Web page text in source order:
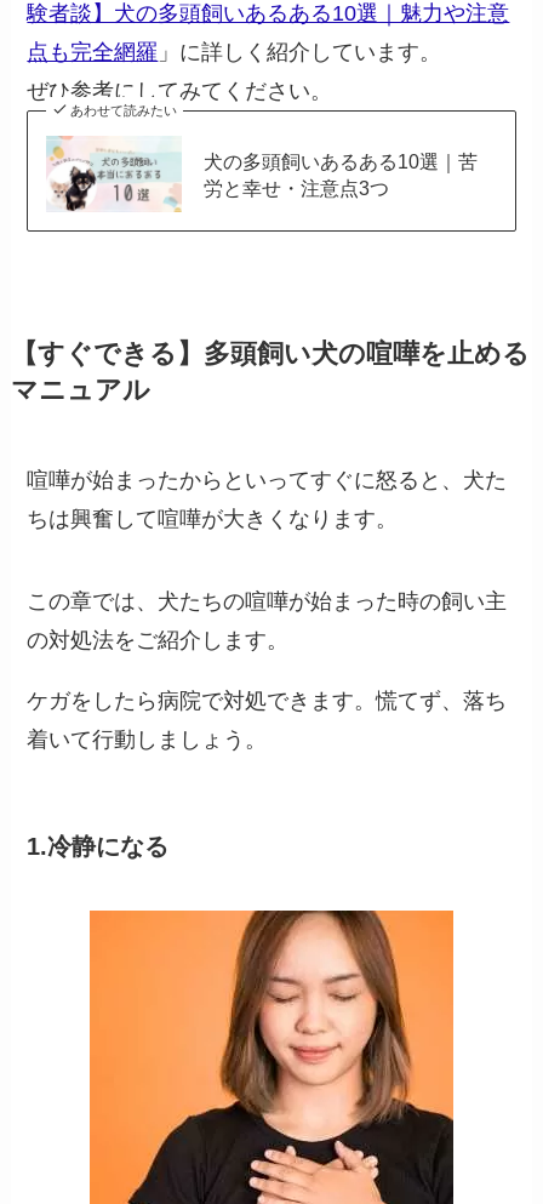
験者談】犬の多頭飼いあるある10選｜魅力や注意
点も完全網羅 」に詳しく紹介しています。
ぜひ参考にしてみてください。
あわせて読みたい
犬の多頭飼いあるある10選｜苦
労と幸せ・注意点3つ
【すぐできる】多頭飼い犬の喧嘩を止める
マニュアル
喧嘩が始まったからといってすぐに怒ると、犬た
ちは興奮して喧嘩が大きくなります。
この章では、犬たちの喧嘩が始まった時の飼い主
の対処法をご紹介します。
ケガをしたら病院で対処できます。慌てず、落ち
着いて行動しましょう。
1.冷静になる